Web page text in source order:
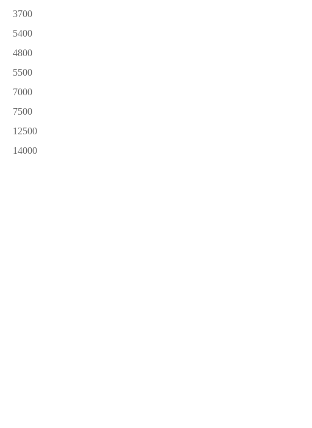
3700
5400
4800
5500
7000
7500
12500
14000